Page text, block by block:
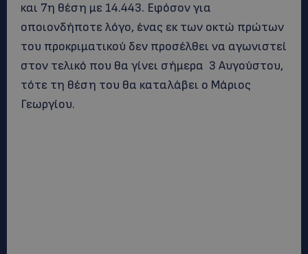
και 7η θέση με 14.443. Εφόσον για
οποιονδήποτε λόγο, ένας εκ των οκτώ πρώτων
του προκριματικού δεν προσέλθει να αγωνιστεί
στον τελικό που θα γίνει σήμερα 3 Αυγούστου,
τότε τη θέση του θα καταλάβει ο Μάριος
Γεωργίου.